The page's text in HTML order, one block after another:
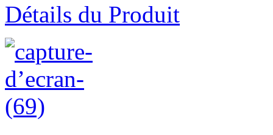
Détails du Produit